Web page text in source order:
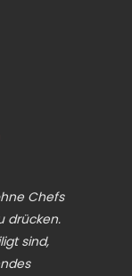
Chefs
drücken.
sind,